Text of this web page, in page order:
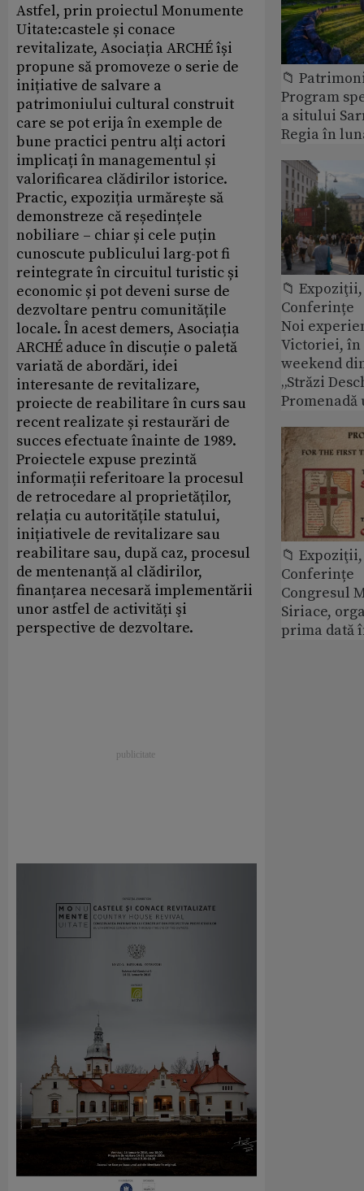
Astfel, prin proiectul Monumente
Uitate:castele și conace
revitalizate, Asociația ARCHÉ își
propune să promoveze o serie de
inițiative de salvare a
patrimoniului cultural construit
care se pot erija în exemple de
bune practici pentru alți actori
implicați în managementul și
valorificarea clădirilor istorice.
Practic, expoziția urmărește să
demonstreze că reședințele
nobiliare – chiar și cele puțin
cunoscute publicului larg-pot fi
reintegrate în circuitul turistic și
economic și pot deveni surse de
dezvoltare pentru comunitățile
locale. În acest demers, Asociația
ARCHÉ aduce în discuție o paletă
variată de abordări, idei
interesante de revitalizare,
proiecte de reabilitare în curs sau
recent realizate și restaurări de
succes efectuate înainte de 1989.
Proiectele expuse prezintă
informații referitoare la procesul
de retrocedare al proprietăților,
relația cu autoritățile statului,
inițiativele de revitalizare sau
reabilitare sau, după caz, procesul
de mentenanță al clădirilor,
finanțarea necesară implementării
unor astfel de activități şi
perspective de dezvoltare.
📁
Program
a sitului
Regia în
📁
Conferințe
Noi
Victoriei,
weekend
„Străzi
Promenadă
📁
Conferințe
Congresul
Siriace,
prima dată